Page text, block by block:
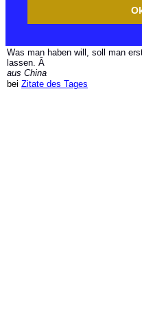
Was man haben will, soll man
lassen. Â
aus China
bei Zitate des Tages